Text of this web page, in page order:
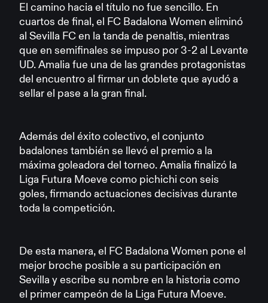
El camino hacia el título no fue sencillo. En
cuartos de final, el FC Badalona Women eliminó
al Sevilla FC en la tanda de penaltis, mientras
que en semifinales se impuso por 3-2 al Levante
UD. Amalia fue una de las grandes protagonistas
del encuentro al firmar un doblete que ayudó a
sellar el pase a la gran final.
Además del éxito colectivo, el conjunto
badalones también se llevó el premio a la
máxima goleadora del torneo. Amalia finalizó la
Liga Futura Moeve como pichichi con seis
goles, firmando actuaciones decisivas durante
toda la competición.
De esta manera, el FC Badalona Women pone el
mejor broche posible a su participación en
Sevilla y escribe su nombre en la historia como
el primer campeón de la Liga Futura Moeve.